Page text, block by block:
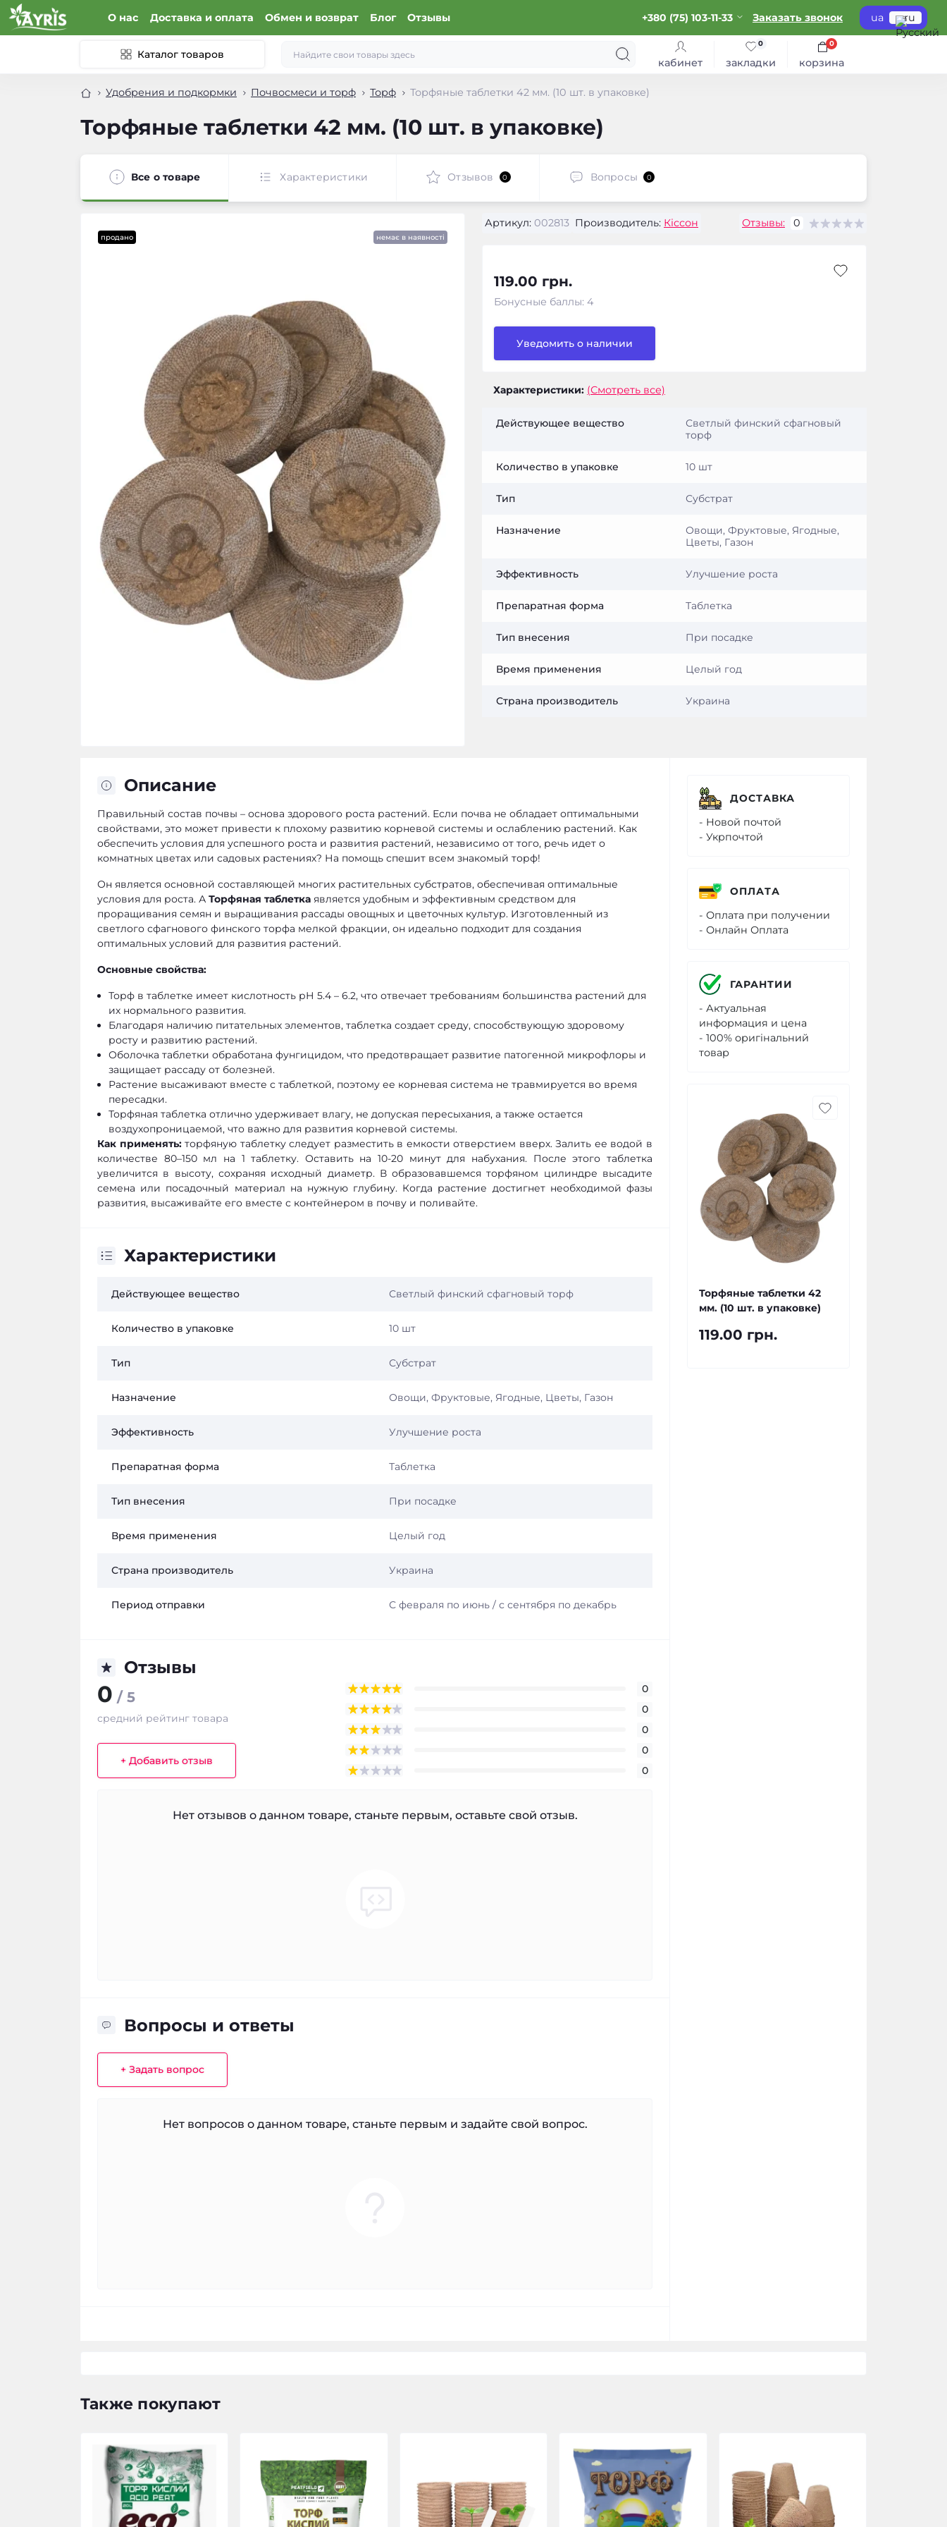
О нас Доставка и оплата Обмен и возврат Блог Отзывы +380 (75) 103-11-33 Заказать звонок ua ru
Каталог товаров
кабинет закладки
0
корзина
0
Удобрения и подкормки Почвосмеси и торф Торф Торфяные таблетки 42 мм. (10 шт. в упаковке)
Торфяные таблетки 42 мм. (10 шт. в упаковке)
Все о товаре Характеристики Отзывов 0 Вопросы 0
продано немає в наявності
Артикул: 002813 Производитель: Кіссон Отзывы: 0
119.00 грн.
Бонусные баллы: 4
Уведомить о наличии
Характеристики: (Смотреть все)
Действующее вещество
Светлый финский сфагновый
торф
Количество в упаковке 10 шт
Тип Субстрат
Назначение
Овощи, Фруктовые, Ягодные,
Цветы, Газон
Эффективность Улучшение роста
Препаратная форма Таблетка
Тип внесения При посадке
Время применения Целый год
Страна производитель Украина
Описание
Правильный состав почвы – основа здорового роста растений. Если почва не обладает оптимальными
свойствами, это может привести к плохому развитию корневой системы и ослаблению растений. Как
обеспечить условия для успешного роста и развития растений, независимо от того, речь идет о
комнатных цветах или садовых растениях? На помощь спешит всем знакомый торф!
Он является основной составляющей многих растительных субстратов, обеспечивая оптимальные
условия для роста. А Торфяная таблетка является удобным и эффективным средством для
проращивания семян и выращивания рассады овощных и цветочных культур. Изготовленный из
светлого сфагнового финского торфа мелкой фракции, он идеально подходит для создания
оптимальных условий для развития растений.
Основные свойства:
Торф в таблетке имеет кислотность рН 5.4 – 6.2, что отвечает требованиям большинства растений для
их нормального развития.
Благодаря наличию питательных элементов, таблетка создает среду, способствующую здоровому
росту и развитию растений.
Оболочка таблетки обработана фунгицидом, что предотвращает развитие патогенной микрофлоры и
защищает рассаду от болезней.
Растение высаживают вместе с таблеткой, поэтому ее корневая система не травмируется во время
пересадки.
Торфяная таблетка отлично удерживает влагу, не допуская пересыхания, а также остается
воздухопроницаемой, что важно для развития корневой системы.
Как применять:торфяную таблетку следует разместить в емкости отверстием вверх. Залить ее водой в
количестве 80–150 мл на 1 таблетку. Оставить на 10-20 минут для набухания. После этого таблетка
увеличится в высоту, сохраняя исходный диаметр. В образовавшемся торфяном цилиндре высадите
семена или посадочный материал на нужную глубину. Когда растение достигнет необходимой фазы
развития, высаживайте его вместе с контейнером в почву и поливайте.
Характеристики
Действующее вещество Светлый финский сфагновый торф
Количество в упаковке 10 шт
Тип Субстрат
Назначение Овощи, Фруктовые, Ягодные, Цветы, Газон
Эффективность Улучшение роста
Препаратная форма Таблетка
Тип внесения При посадке
Время применения Целый год
Страна производитель Украина
Период отправки С февраля по июнь / с сентября по декабрь
Отзывы
0 / 5
средний рейтинг товара
+ Добавить отзыв
0
0
0
0
0
Нет отзывов о данном товаре, станьте первым, оставьте свой отзыв.
Вопросы и ответы
+ Задать вопрос
Нет вопросов о данном товаре, станьте первым и задайте свой вопрос.
ДОСТАВКА
- Новой почтой
- Укрпочтой
ОПЛАТА
- Оплата при получении
- Онлайн Оплата
ГАРАНТИИ
- Актуальная
информация и цена
- 100% оригінальний
товар
Торфяные таблетки 42
мм. (10 шт. в упаковке)
119.00 грн.
Также покупают